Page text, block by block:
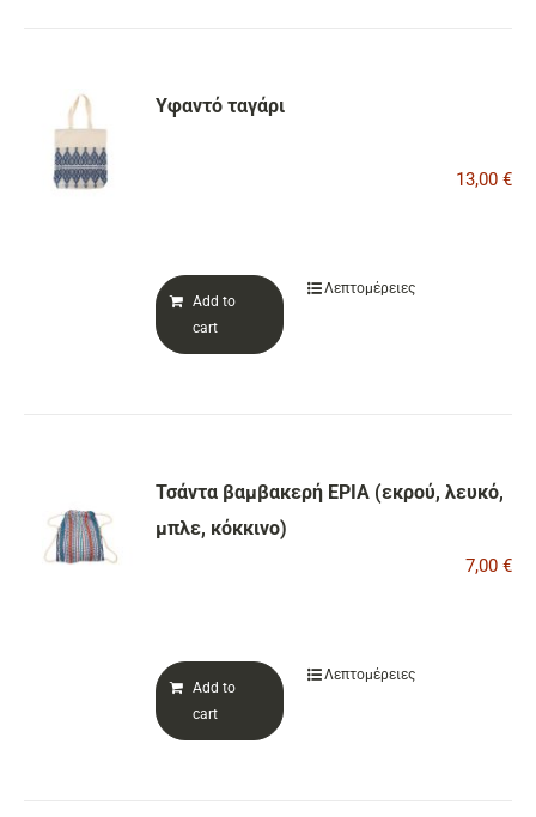
Υφαντό ταγάρι
13,00 €
Add to
cart
Λεπτομέρειες
Τσάντα βαμβακερή ΕΡΙΑ (εκρού, λευκό,
μπλε, κόκκινο)
7,00 €
Add to
cart
Λεπτομέρειες